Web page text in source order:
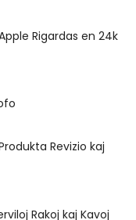
Rigardas en 24k
Revizio kaj
Rakoj kaj Kavoj